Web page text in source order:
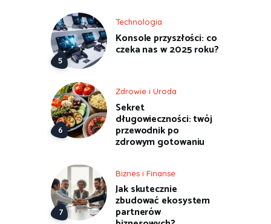
Technologia
Konsole przyszłości: co
czeka nas w 2025 roku?
Zdrowie i Uroda
Sekret
długowieczności: twój
przewodnik po
zdrowym gotowaniu
Biznes i Finanse
Jak skutecznie
zbudować ekosystem
partnerów